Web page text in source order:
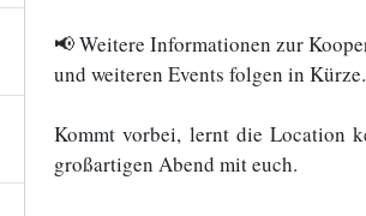
📢 Weitere Informationen zur
und weiteren Events folgen in Kürze.
Kommt vorbei, lernt die Location
großartigen Abend mit euch.